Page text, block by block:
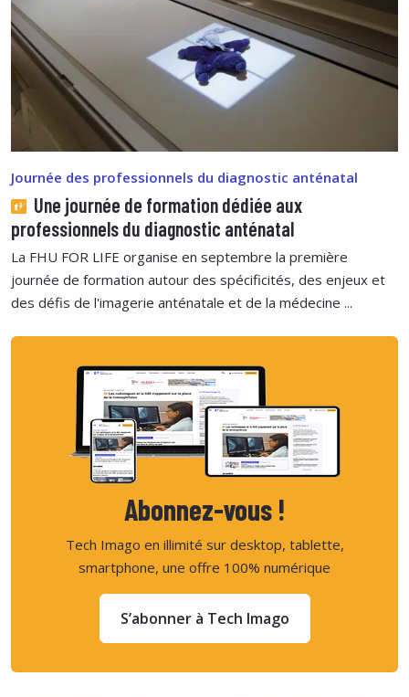
Journée des professionnels du diagnostic anténatal
Une journée de formation dédiée aux
professionnels du diagnostic anténatal
La FHU FOR LIFE organise en septembre la première
journée de formation autour des spécificités, des enjeux et
des défis de l'imagerie anténatale et de la médecine ...
Abonnez-vous !
Tech Imago en illimité sur desktop, tablette,
smartphone, une offre 100% numérique
S’abonner à Tech Imago